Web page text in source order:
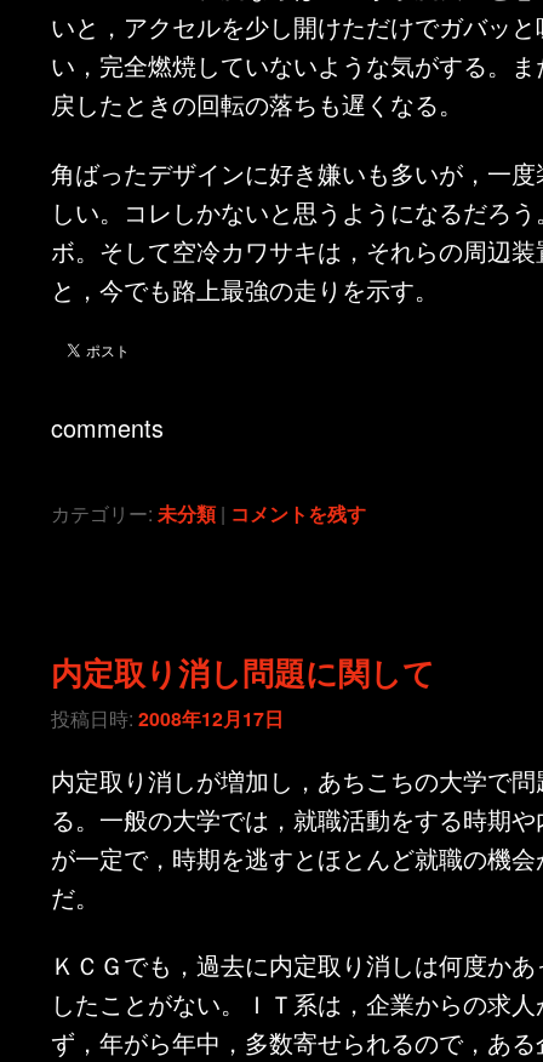
いと，アクセルを少し開けただけでガバッ
い，完全燃焼していないような気がする。
戻したときの回転の落ちも遅くなる。
角ばったデザインに好き嫌いも多いが，一
しい。コレしかないと思うようになるだろ
ボ。そして空冷カワサキは，それらの周辺
と，今でも路上最強の走りを示す。
comments
カテゴリー: 未分類 | コメントを残す
内定取り消し問題に関して
投稿日時:2008年12月17日
内定取り消しが増加し，あちこちの大学で
る。一般の大学では，就職活動をする時期
が一定で，時期を逃すとほとんど就職の機
だ。
ＫＣＧでも，過去に内定取り消しは何度か
したことがない。ＩＴ系は，企業からの求
ず，年がら年中，多数寄せられるので，あ